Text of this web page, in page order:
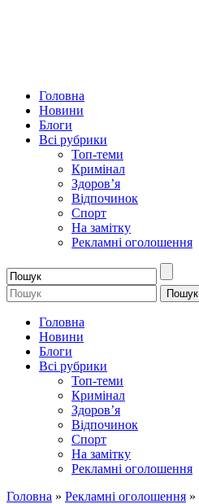
Головна
Новини
Блоги
Всі рубрики
Топ-теми
Кримінал
Здоров’я
Відпочинок
Спорт
На замітку
Рекламні оголошення
Головна
Новини
Блоги
Всі рубрики
Топ-теми
Кримінал
Здоров’я
Відпочинок
Спорт
На замітку
Рекламні оголошення
Головна » Рекламні оголошення »